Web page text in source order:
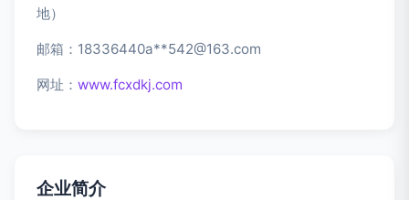
地）
邮箱：18336440a**542@163.com
网址： www.fcxdkj.com
企业简介